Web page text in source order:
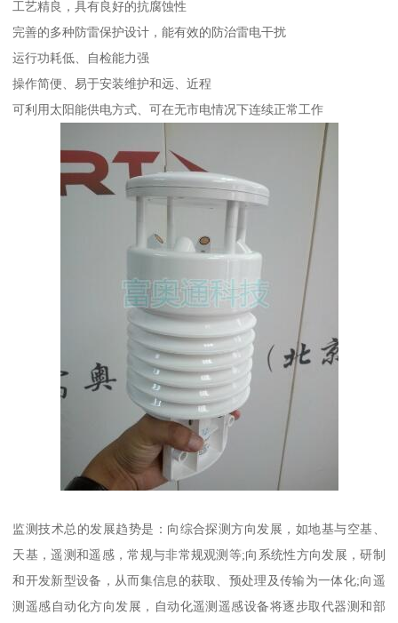
工艺精良，具有良好的抗腐蚀性
完善的多种防雷保护设计，能有效的防治雷电干扰
运行功耗低、自检能力强
操作简便、易于安装维护和远、近程
可利用太阳能供电方式、可在无市电情况下连续正常工作
监测技术总的发展趋势是：向综合探测方向发展，如地基与空基、
天基，遥测和遥感，常规与非常规观测等;向系统性方向发展，研制
和开发新型设备，从而集信息的获取、预处理及传输为一体化;向遥
测遥感自动化方向发展，自动化遥测遥感设备将逐步取代器测和部